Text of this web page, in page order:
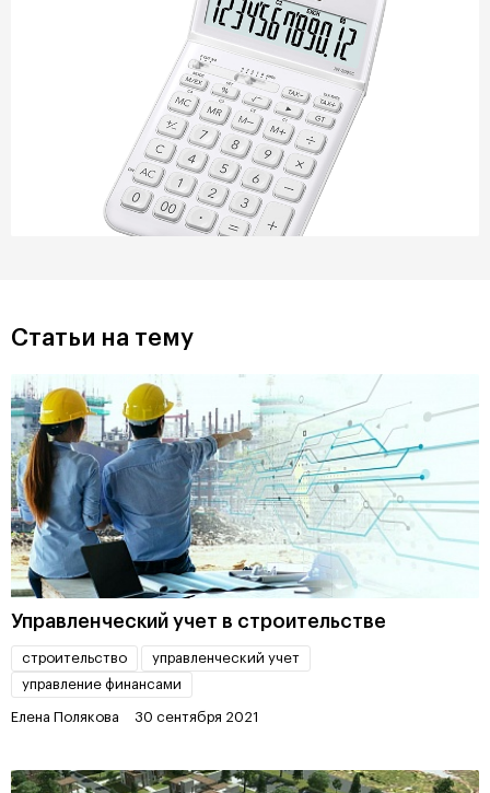
Статьи на тему
Управленческий учет в строительстве
строительство
управленческий учет
управление финансами
Елена Полякова 30 сентября 2021